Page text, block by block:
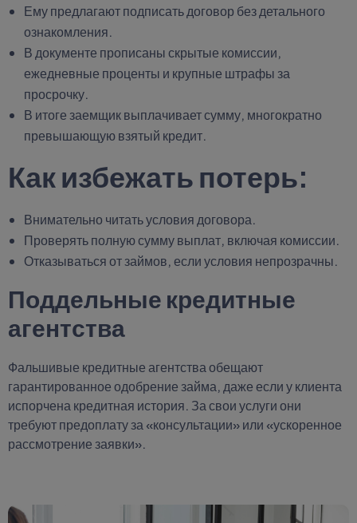
Ему предлагают подписать договор без детального
ознакомления.
В документе прописаны скрытые комиссии,
ежедневные проценты и крупные штрафы за
просрочку.
В итоге заемщик выплачивает сумму, многократно
превышающую взятый кредит.
Как избежать потерь:
Внимательно читать условия договора.
Проверять полную сумму выплат, включая комиссии.
Отказываться от займов, если условия непрозрачны.
Поддельные кредитные
агентства
Фальшивые кредитные агентства обещают
гарантированное одобрение займа, даже если у клиента
испорчена кредитная история. За свои услуги они
требуют предоплату за «консультации» или «ускоренное
рассмотрение заявки».